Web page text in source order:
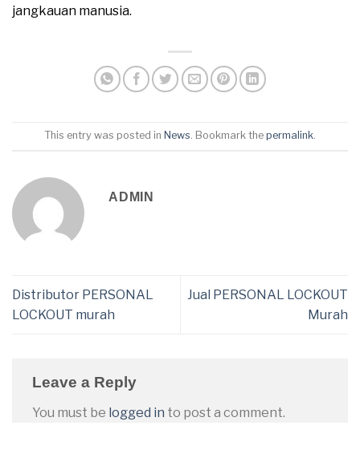
jangkauan manusia.
This entry was posted in News. Bookmark the permalink.
ADMIN
Distributor PERSONAL
LOCKOUT murah
Jual PERSONAL LOCKOUT
Murah
Leave a Reply
You must be logged in to post a comment.